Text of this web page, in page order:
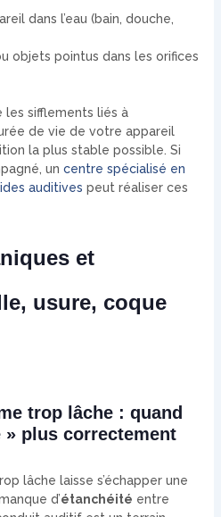
dans l’eau (bain, douche,
objets pointus dans les orifices
sifflements liés à
de vie de votre appareil
la plus stable possible. Si
un centre spécialisé en
auditives peut réaliser ces
et
usure, coque
trop lâche : quand
» plus correctement
lâche laisse s’échapper une
d’étanchéité entre